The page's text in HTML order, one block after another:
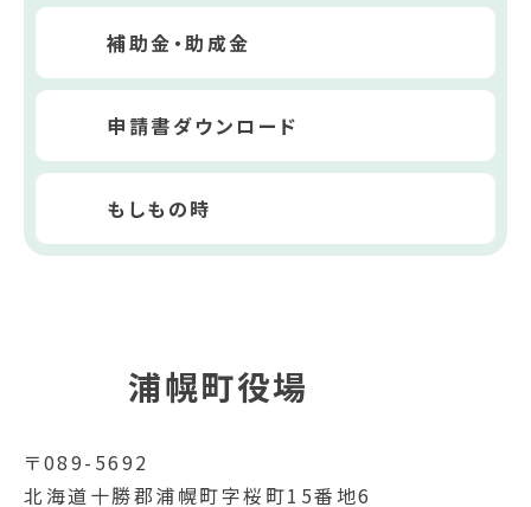
補助金・助成金
申請書ダウンロード
もしもの時
浦幌町役場
〒089-5692
北海道十勝郡浦幌町字桜町15番地6